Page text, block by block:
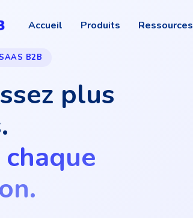
Accueil Produits Ressources
B2B
plus